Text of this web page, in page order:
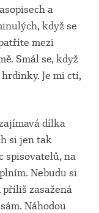
a
když se
mezi
Smál se, když
Je mi ctí,
dílka
si jen tak
spisovatelů, na
Nebudu si
příliš zasažená
Náhodou